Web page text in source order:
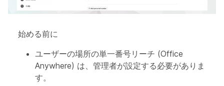
始める前に
ユーザーの場所の単一番号リーチ (Office
Anywhere) は、管理者が設定する必要がありま
す。